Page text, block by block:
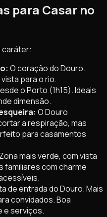
para Casar no
caráter:
O coração do Douro.
para o rio.
o Porto (1h15). Ideais
dimensão.
O Douro
a respiração, mas
para casamentos
Zona mais verde, com vista
familiares com charme
de entrada do Douro. Mais
convidados. Boa
e serviços.